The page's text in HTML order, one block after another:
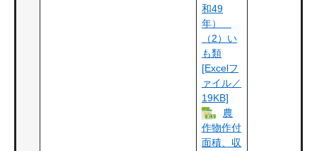
和49
年）
（2）い
も類
[Excelフ
ァイル／
19KB]
農
作物作付
面積、収